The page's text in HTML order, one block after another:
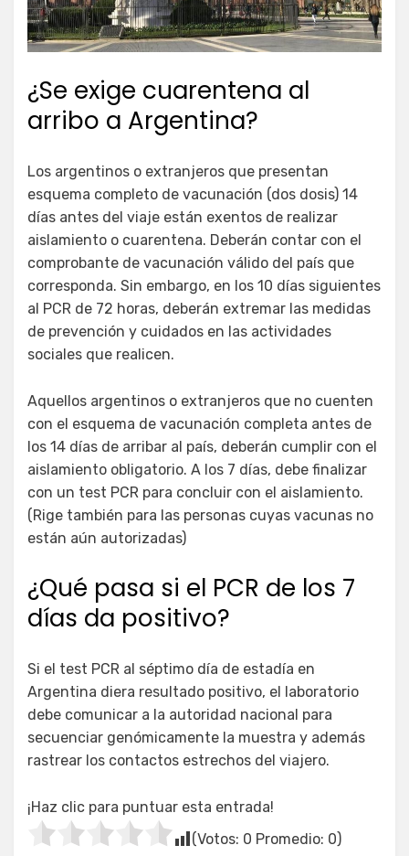
¿Se exige cuarentena al
arribo a Argentina?
Los argentinos o extranjeros que presentan
esquema completo de vacunación (dos dosis) 14
días antes del viaje están exentos de realizar
aislamiento o cuarentena. Deberán contar con el
comprobante de vacunación válido del país que
corresponda. Sin embargo, en los 10 días siguientes
al PCR de 72 horas, deberán extremar las medidas
de prevención y cuidados en las actividades
sociales que realicen.
Aquellos argentinos o extranjeros que no cuenten
con el esquema de vacunación completa antes de
los 14 días de arribar al país, deberán cumplir con el
aislamiento obligatorio. A los 7 días, debe finalizar
con un test PCR para concluir con el aislamiento.
(Rige también para las personas cuyas vacunas no
están aún autorizadas)
¿Qué pasa si el PCR de los 7
días da positivo?
Si el test PCR al séptimo día de estadía en
Argentina diera resultado positivo, el laboratorio
debe comunicar a la autoridad nacional para
secuenciar genómicamente la muestra y además
rastrear los contactos estrechos del viajero.
¡Haz clic para puntuar esta entrada!
(Votos: 0 Promedio: 0)